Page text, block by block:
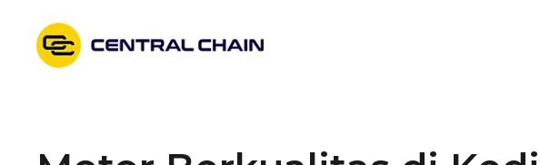
content